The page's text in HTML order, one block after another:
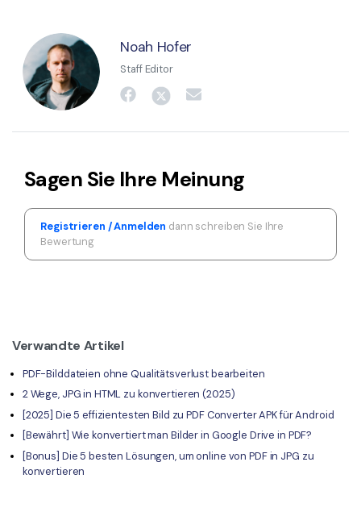
Noah Hofer
Staff Editor
Sagen Sie Ihre Meinung
Registrieren / Anmelden dann schreiben Sie Ihre
Bewertung
Verwandte Artikel
PDF-Bilddateien ohne Qualitätsverlust bearbeiten
2 Wege, JPG in HTML zu konvertieren (2025)
[2025] Die 5 effizientesten Bild zu PDF Converter APK für Android
[Bewährt] Wie konvertiert man Bilder in Google Drive in PDF?
[Bonus] Die 5 besten Lösungen, um online von PDF in JPG zu
konvertieren